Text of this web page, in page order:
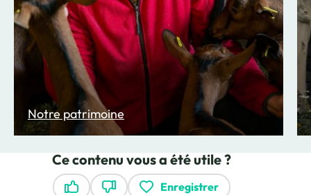
Notre patrimoine
Ce contenu vous a été utile ?
Enregistrer